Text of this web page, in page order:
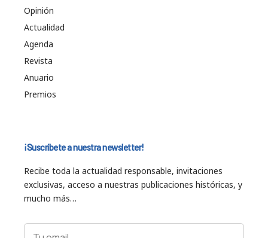
Opinión
Actualidad
Agenda
Revista
Anuario
Premios
¡Suscríbete a nuestra newsletter!
Recibe toda la actualidad responsable, invitaciones
exclusivas, acceso a nuestras publicaciones históricas, y
mucho más…